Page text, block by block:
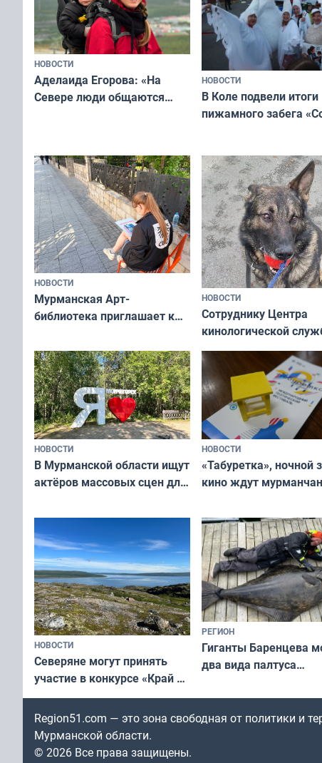
НОВОСТИ
Аделаида Егорова: «На
Севере люди общаются
НОВОСТИ
В Коле подвели итоги
пижамного забега
НОВОСТИ
Мурманская Арт-
библиотека приглашает к
и фотографов
НОВОСТИ
Сотруднику Центра
кинологической
ищут новый дом
НОВОСТИ
В Мурманской области ищут
актёров массовых сцен для
короткометражном фильме
НОВОСТИ
«Табуретка», ночной
кино ждут
НОВОСТИ
Северяне могут принять
участие в конкурсе «Край у
северной границы: фотогид
по Печенгскому округу»
РЕГИОН
Гиганты Баренцева
два вида палтуса
Region51.com — это зона свободная от политики и
Мурманской области.
© 2026 Все права защищены.